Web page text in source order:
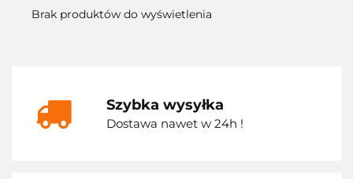
Brak produktów do wyświetlenia
Szybka wysyłka
Dostawa nawet w 24h !